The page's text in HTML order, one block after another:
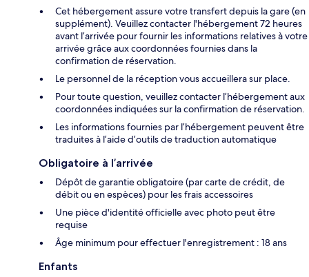
Cet hébergement assure votre transfert depuis la gare (en
supplément). Veuillez contacter l'hébergement 72 heures
avant l’arrivée pour fournir les informations relatives à votre
arrivée grâce aux coordonnées fournies dans la
confirmation de réservation.
Le personnel de la réception vous accueillera sur place.
Pour toute question, veuillez contacter l’hébergement aux
coordonnées indiquées sur la confirmation de réservation.
Les informations fournies par l’hébergement peuvent être
traduites à l’aide d’outils de traduction automatique
Obligatoire à l’arrivée
Dépôt de garantie obligatoire (par carte de crédit, de
débit ou en espèces) pour les frais accessoires
Une pièce d'identité officielle avec photo peut être
requise
Âge minimum pour effectuer l'enregistrement : 18 ans
Enfants